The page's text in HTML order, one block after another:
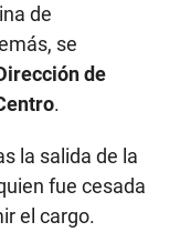
de
se
de
.
la salida de la
fue cesada
el cargo.